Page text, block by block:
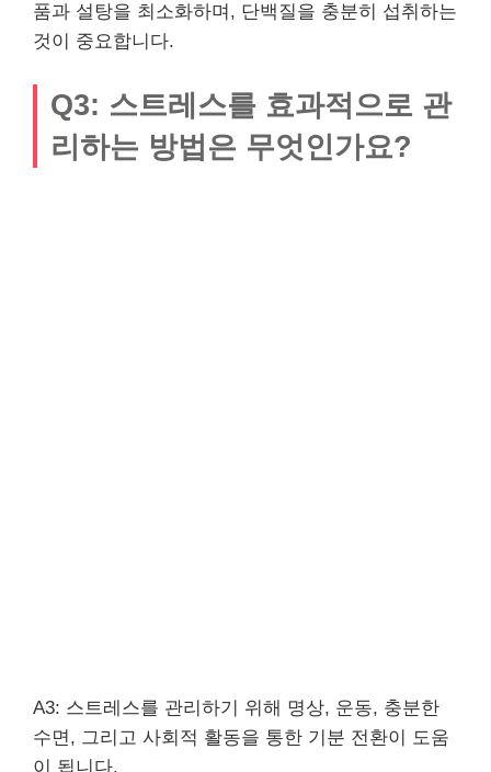
품과 설탕을 최소화하며, 단백질을 충분히 섭취하는
것이 중요합니다.
Q3: 스트레스를 효과적으로 관
리하는 방법은 무엇인가요?
A3: 스트레스를 관리하기 위해 명상, 운동, 충분한
수면, 그리고 사회적 활동을 통한 기분 전환이 도움
이 됩니다.